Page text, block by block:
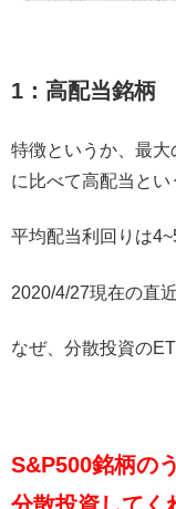
1：高配当銘柄
特徴というか、最
に比べて高配当とい
平均配当利回りは
2020/4/27現在の直
なぜ、分散投資の
S&P500銘柄の